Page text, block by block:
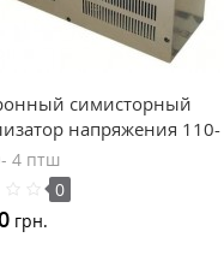
симисторный
напряжения 110-
Volter СНПТО- 4 птш
4 птш
0
грн.